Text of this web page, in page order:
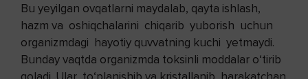
Bu yeyilgan ovqatlarni maydalab, qayta ishlash,
hazm va oshiqchalarini chiqarib yuborish uchun
organizmdagi hayotiy quvvatning kuchi yetmaydi.
Bunday vaqtda organizmda toksinli moddalar o‘tirib